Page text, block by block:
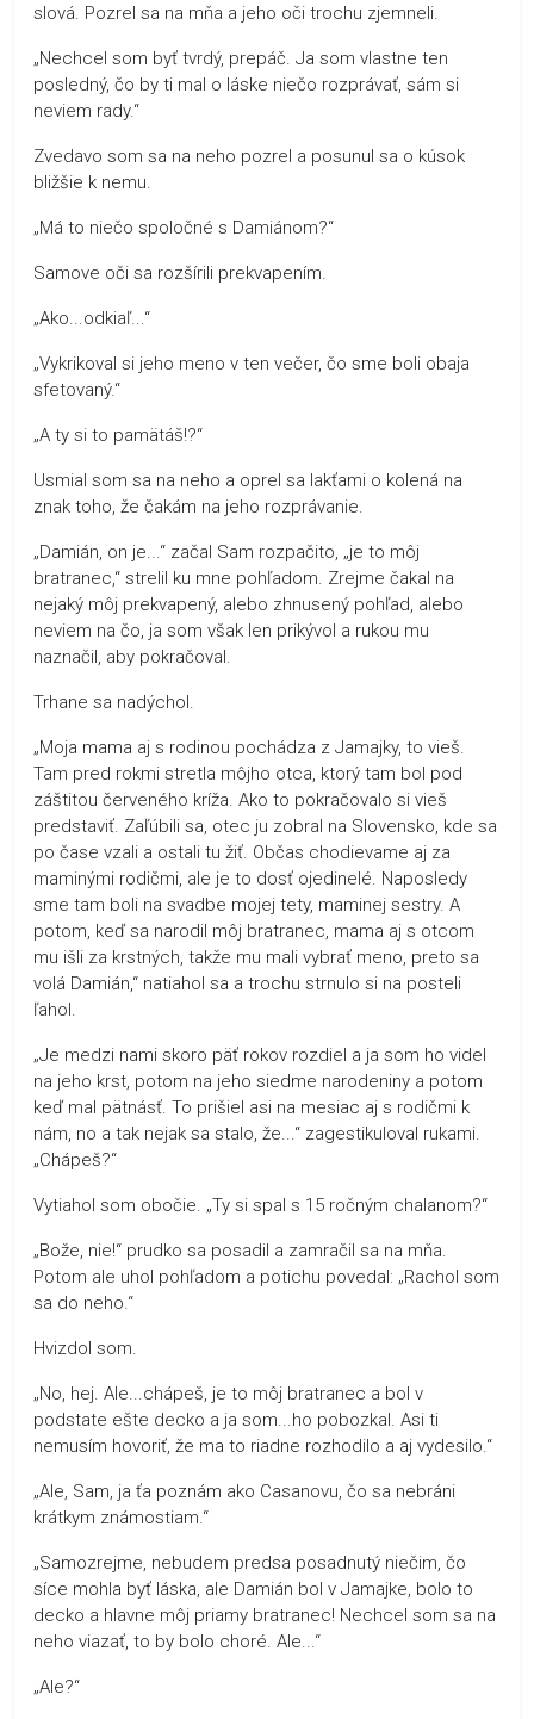
slová. Pozrel sa na mňa a jeho oči trochu zjemneli.
„Nechcel som byť tvrdý, prepáč. Ja som vlastne ten
posledný, čo by ti mal o láske niečo rozprávať, sám si
neviem rady.“
Zvedavo som sa na neho pozrel a posunul sa o kúsok
bližšie k nemu.
„Má to niečo spoločné s Damiánom?“
Samove oči sa rozšírili prekvapením.
„Ako...odkiaľ...“
„Vykrikoval si jeho meno v ten večer, čo sme boli obaja
sfetovaný.“
„A ty si to pamätáš!?“
Usmial som sa na neho a oprel sa lakťami o kolená na
znak toho, že čakám na jeho rozprávanie.
„Damián, on je...“ začal Sam rozpačito, „je to môj
bratranec,“ strelil ku mne pohľadom. Zrejme čakal na
nejaký môj prekvapený, alebo zhnusený pohľad, alebo
neviem na čo, ja som však len prikývol a rukou mu
naznačil, aby pokračoval.
Trhane sa nadýchol.
„Moja mama aj s rodinou pochádza z Jamajky, to vieš.
Tam pred rokmi stretla môjho otca, ktorý tam bol pod
záštitou červeného kríža. Ako to pokračovalo si vieš
predstaviť. Zaľúbili sa, otec ju zobral na Slovensko, kde sa
po čase vzali a ostali tu žiť. Občas chodievame aj za
maminými rodičmi, ale je to dosť ojedinelé. Naposledy
sme tam boli na svadbe mojej tety, maminej sestry. A
potom, keď sa narodil môj bratranec, mama aj s otcom
mu išli za krstných, takže mu mali vybrať meno, preto sa
volá Damián,“ natiahol sa a trochu strnulo si na posteli
ľahol.
„Je medzi nami skoro päť rokov rozdiel a ja som ho videl
na jeho krst, potom na jeho siedme narodeniny a potom
keď mal pätnásť. To prišiel asi na mesiac aj s rodičmi k
nám, no a tak nejak sa stalo, že...“ zagestikuloval rukami.
„Chápeš?“
Vytiahol som obočie. „Ty si spal s 15 ročným chalanom?“
„Bože, nie!“ prudko sa posadil a zamračil sa na mňa.
Potom ale uhol pohľadom a potichu povedal: „Rachol som
sa do neho.“
Hvizdol som.
„No, hej. Ale...chápeš, je to môj bratranec a bol v
podstate ešte decko a ja som...ho pobozkal. Asi ti
nemusím hovoriť, že ma to riadne rozhodilo a aj vydesilo.“
„Ale, Sam, ja ťa poznám ako Casanovu, čo sa nebráni
krátkym známostiam.“
„Samozrejme, nebudem predsa posadnutý niečim, čo
síce mohla byť láska, ale Damián bol v Jamajke, bolo to
decko a hlavne môj priamy bratranec! Nechcel som sa na
neho viazať, to by bolo choré. Ale...“
„Ale?“